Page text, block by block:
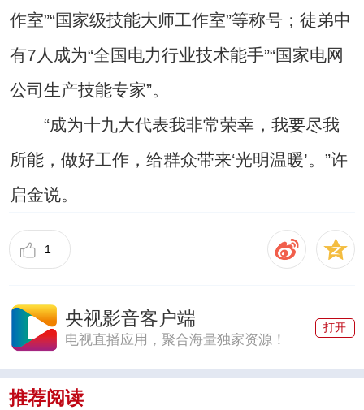
作室”“国家级技能大师工作室”等称号；徒弟中
有7人成为“全国电力行业技术能手”“国家电网
公司生产技能专家”。
“成为十九大代表我非常荣幸，我要尽我
所能，做好工作，给群众带来‘光明温暖’。”许
启金说。
1
央视影音客户端
电视直播应用，聚合海量独家资源！
打开
推荐阅读